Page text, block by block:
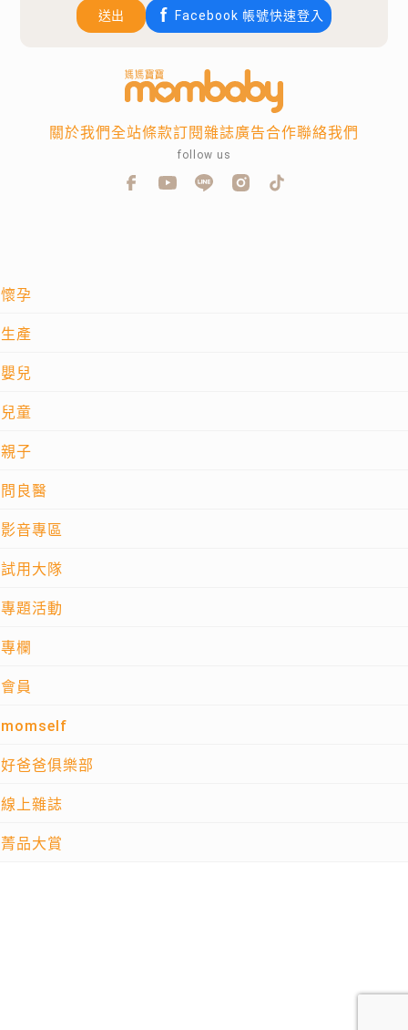
送出 Facebook 帳號快速登入
懷孕
生產
嬰兒
兒童
親子
問良醫
影音專區
試用大隊
專題活動
專欄
會員
momself
好爸爸俱樂部
線上雜誌
菁品大賞
關於我們全站條款訂閱雜誌廣告合作聯絡我們
follow us